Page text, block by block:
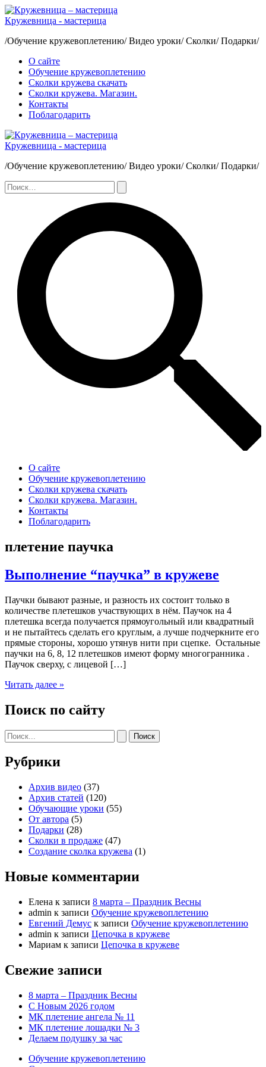
Перейти
к
Кружевница - мастерица
/Обучение кружевоплетению/ Видео уроки/ Сколки/ Подарки/
О сайте
Обучение кружевоплетению
Сколки кружева скачать
Сколки кружева. Магазин.
Контакты
Поблагодарить
Кружевница - мастерица
/Обучение кружевоплетению/ Видео уроки/ Сколки/ Подарки/
Поиск:
О сайте
Обучение кружевоплетению
Сколки кружева скачать
Сколки кружева. Магазин.
Контакты
Поблагодарить
плетение паучка
Выполнение “паучка” в кружеве
Паучки бывают разные, и разность их состоит только в
количестве плетешков участвующих в нём. Паучок на 4
плетешка всегда получается прямоугольный или квадратный
и не пытайтесь сделать его круглым, а лучше подчеркните его
прямые стороны, хорошо утянув нити при сцепке. Остальные
паучки на 6, 8, 12 плетешков имеют форму многогранника .
Паучок сверху, с лицевой […]
Выполнение
в
кружеве
Читать далее »
Поиск по сайту
Поиск:
Рубрики
Архив видео (37)
Архив статей (120)
Обучающие уроки (55)
От автора (5)
Подарки (28)
Сколки в продаже (47)
Создание сколка кружева (1)
Новые комментарии
Елена к записи 8 марта – Праздник Весны
admin к записи Обучение кружевоплетению
Евгений Демус к записи Обучение кружевоплетению
admin к записи Цепочка в кружеве
Мариам к записи Цепочка в кружеве
Свежие записи
8 марта – Праздник Весны
С Новым 2026 годом
МК плетение ангела № 11
МК плетение лошадки № 3
Делаем подушку за час
Обучение кружевоплетению